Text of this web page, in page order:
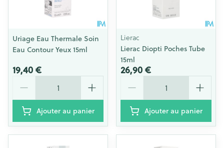
Uriage Eau Thermale Soin
Eau Contour Yeux 15ml
19,40 €
Ajouter au panier
Lierac
Lierac Diopti Poches Tube
15ml
26,90 €
Ajouter au panier